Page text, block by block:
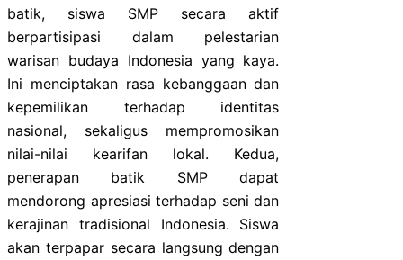
batik, siswa SMP secara aktif
berpartisipasi dalam pelestarian
warisan budaya Indonesia yang kaya.
Ini menciptakan rasa kebanggaan dan
kepemilikan terhadap identitas
nasional, sekaligus mempromosikan
nilai-nilai kearifan lokal. Kedua,
penerapan batik SMP dapat
mendorong apresiasi terhadap seni dan
kerajinan tradisional Indonesia. Siswa
akan terpapar secara langsung dengan